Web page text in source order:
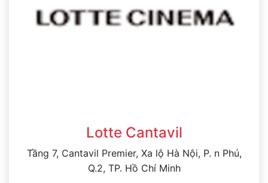
Lotte Cantavil
Tầng 7, Cantavil Premier, Xa lộ Hà Nội, P. n Phú,
Q.2, TP. Hồ Chí Minh